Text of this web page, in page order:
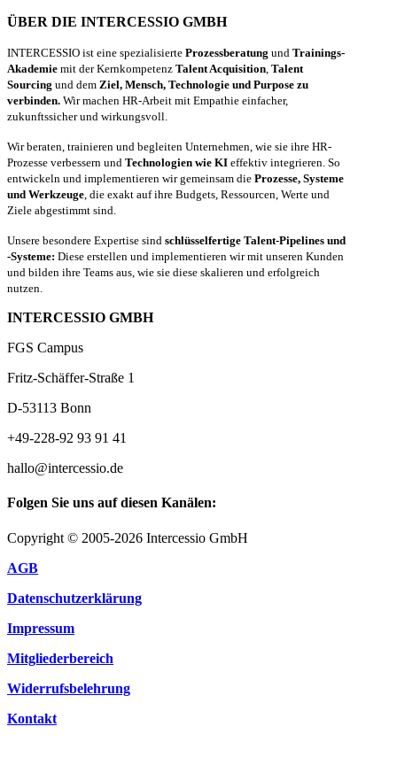
ÜBER DIE INTERCESSIO GMBH
INTERCESSIO ist eine spezialisierte Prozessberatung und Trainings-
Akademie mit der Kernkompetenz Talent Acquisition, Talent
Sourcing und dem Ziel, Mensch, Technologie und Purpose zu
verbinden. Wir machen HR-Arbeit mit Empathie einfacher,
zukunftssicher und wirkungsvoll.
Wir beraten, trainieren und begleiten Unternehmen, wie sie ihre HR-
Prozesse verbessern und Technologien wie KI effektiv integrieren. So
entwickeln und implementieren wir gemeinsam die Prozesse, Systeme
und Werkzeuge, die exakt auf ihre Budgets, Ressourcen, Werte und
Ziele abgestimmt sind.
Unsere besondere Expertise sind schlüsselfertige Talent-Pipelines und
-Systeme: Diese erstellen und implementieren wir mit unseren Kunden
und bilden ihre Teams aus, wie sie diese skalieren und erfolgreich
nutzen.
INTERCESSIO GMBH
FGS Campus
Fritz-Schäffer-Straße 1
D-53113 Bonn
+49-228-92 93 91 41
hallo@intercessio.de
Folgen Sie uns auf diesen Kanälen:
Copyright © 2005-2026 Intercessio GmbH
AGB
Datenschutzerklärung
Impressum
Mitgliederbereich
Widerrufsbelehrung
Kontakt